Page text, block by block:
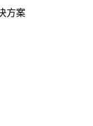
方案